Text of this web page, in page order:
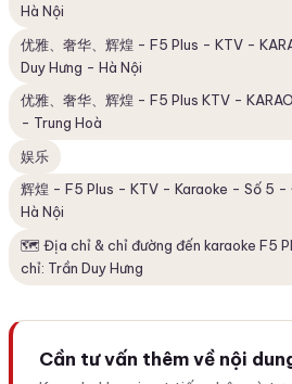
Hà Nội
优雅、奢华、辉煌 - F5 Plus - KTV -
Duy Hưng - Hà Nội
优雅、奢华、辉煌 - F5 Plus KTV -
- Trung Hoà
娱乐
辉煌 - F5 Plus - KTV - Karaoke - Số 5 -
Hà Nội
🗺️ Địa chỉ & chỉ đường đến karaoke F5
chỉ: Trần Duy Hưng
Cần tư vấn thêm về nội